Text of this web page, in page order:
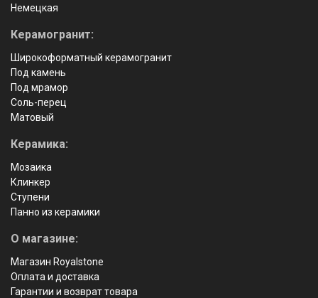
Немецкая
Керамогранит:
Широкоформатный керамогранит
Под камень
Под мрамор
Соль-перец
Матовый
Керамика:
Мозаика
Клинкер
Ступени
Панно из керамики
О магазине:
Магазин Royalstone
Оплата и доставка
Гарантии и возврат товара